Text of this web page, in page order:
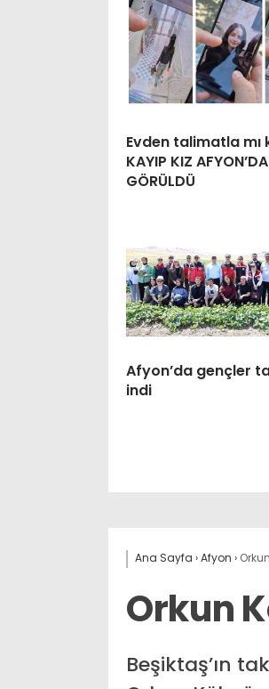
Evden talimatla mı
KAYIP KIZ AFYON’DA
GÖRÜLDÜ
Afyon’da gençler
indi
Ana Sayfa ›Afyon ›
Orkun
Beşiktaş’ın